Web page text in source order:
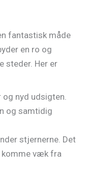
fantastisk måde
en ro og
steder. Her er
nyd udsigten.
og samtidig
stjernerne. Det
komme væk fra